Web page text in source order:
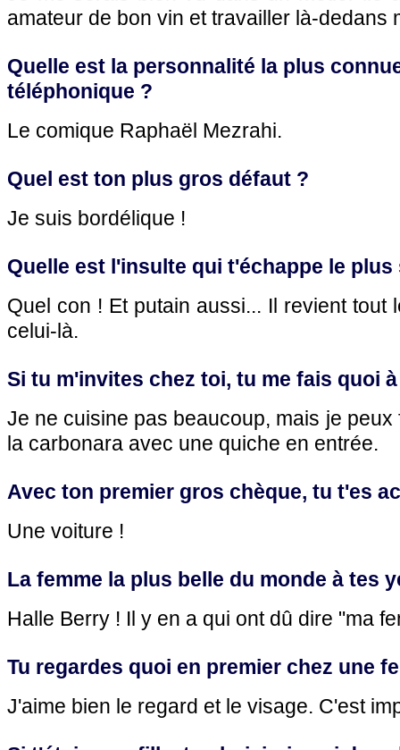
amateur de bon vin et travailler là-dedans
Quelle est la personnalité la plus
téléphonique ?
Le comique Raphaël Mezrahi.
Quel est ton plus gros défaut ?
Je suis bordélique !
Quelle est l'insulte qui t'échappe le plus
Quel con ! Et putain aussi... Il revient tout
celui-là.
Si tu m'invites chez toi, tu me fais quoi
Je ne cuisine pas beaucoup, mais je
la carbonara avec une quiche en entrée.
Avec ton premier gros chèque, tu t'es
Une voiture !
La femme la plus belle du monde à tes
Halle Berry ! Il y en a qui ont dû dire "ma
Tu regardes quoi en premier chez une
J'aime bien le regard et le visage. C'est